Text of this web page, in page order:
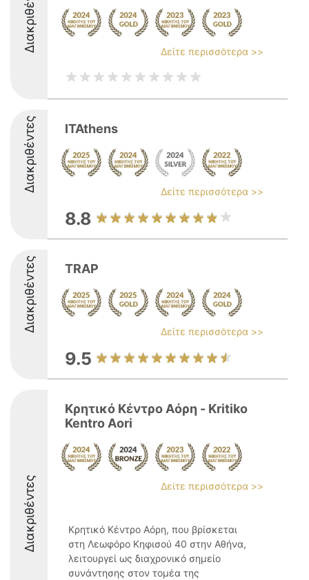
Δείτε περισσότερα >>
Διακριθέντες ITAthens
Δείτε περισσότερα >>
8.8
Διακριθέντες TRAP
Δείτε περισσότερα >>
9.5
Διακριθέντες
Κρητικό Κέντρο Αόρη - Kritiko
Kentro Aori
Δείτε περισσότερα >>
Κρητικό Κέντρο Αόρη, που βρίσκεται
στη Λεωφόρο Κηφισού 40 στην Αθήνα,
λειτουργεί ως διαχρονικό σημείο
συνάντησης στον τομέα της